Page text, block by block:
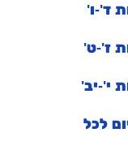
ד'-ו'
ז'-ט'
י'-יב'
לכל